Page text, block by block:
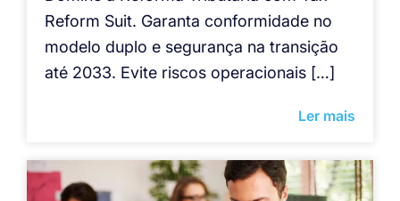
Reform Suit. Garanta conformidade no
modelo duplo e segurança na transição
até 2033. Evite riscos operacionais […]
Ler mais